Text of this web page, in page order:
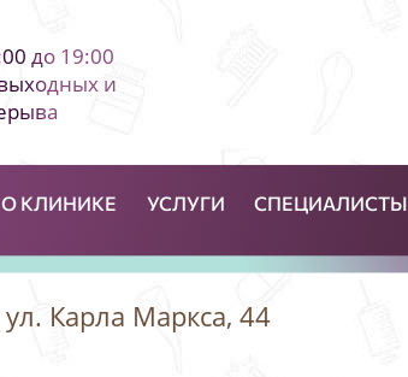
до 19:00
и
О КЛИНИКЕ УСЛУГИ СПЕЦИАЛИСТЫ
ул. Карла Маркса, 44